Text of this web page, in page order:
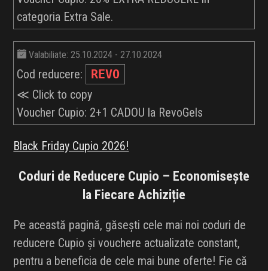
categoria Extra Sale.
Valabiliate: 25.10.2024 - 27.10.2024
Cod reducere:
REVO
≪ Click to copy
Voucher Cupio: 2+1 CADOU la RevoGels
Black Friday Cupio 2026!
Coduri de Reducere Cupio – Economisește
la Fiecare Achiziție
Pe această pagină, găsești cele mai noi coduri de
reducere Cupio și vouchere actualizate constant,
pentru a beneficia de cele mai bune oferte! Fie că